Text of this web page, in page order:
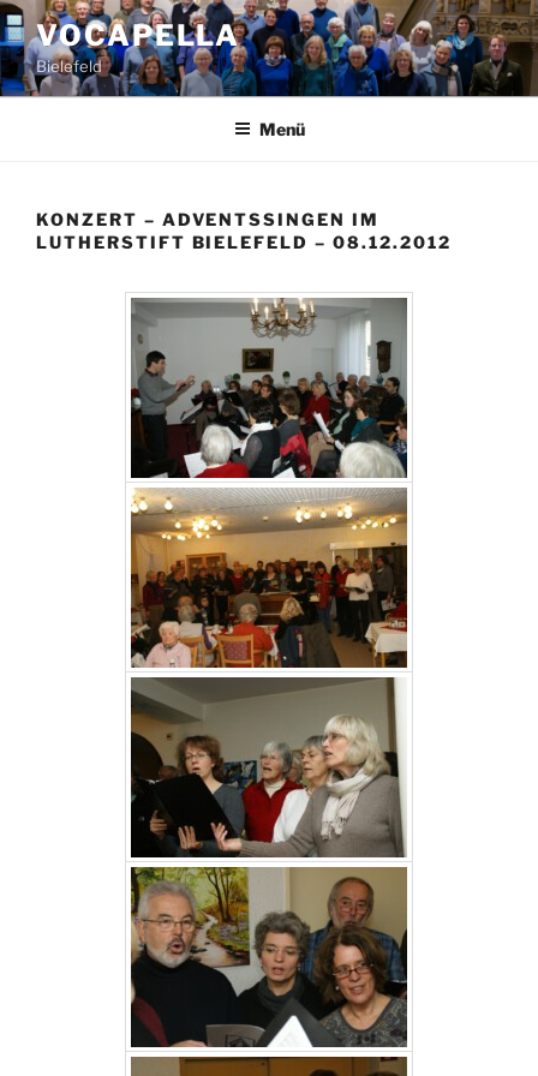
Zum
Inhalt
springen
VOCAPELLA
Bielefeld
Menü
KONZERT – ADVENTSSINGEN IM
LUTHERSTIFT BIELEFELD – 08.12.2012